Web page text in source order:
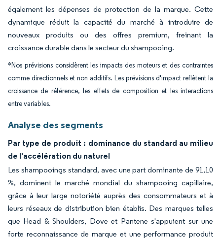
également les dépenses de protection de la marque. Cette
dynamique réduit la capacité du marché à introduire de
nouveaux produits ou des offres premium, freinant la
croissance durable dans le secteur du shampooing.
*Nos prévisions considèrent les impacts des moteurs et des contraintes
comme directionnels et non additifs. Les prévisions d'impact reflètent la
croissance de référence, les effets de composition et les interactions
entre variables.
Analyse des segments
Par type de produit : dominance du standard au milieu
de l'accélération du naturel
Les shampooings standard, avec une part dominante de 91,10
%, dominent le marché mondial du shampooing capillaire,
grâce à leur large notoriété auprès des consommateurs et à
leurs réseaux de distribution bien établis. Des marques telles
que Head & Shoulders, Dove et Pantene s'appuient sur une
forte reconnaissance de marque et une performance produit